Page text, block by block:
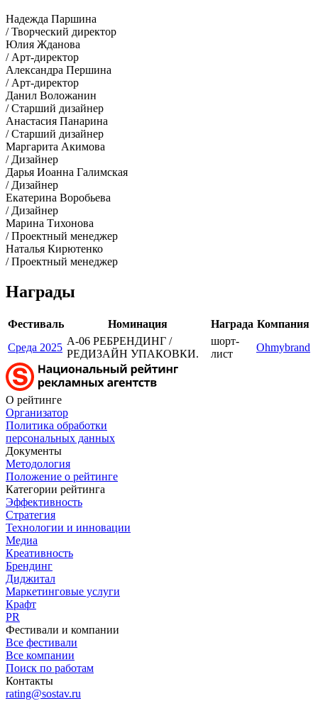
Надежда Паршина
/ Творческий директор
Юлия Жданова
/ Арт-директор
Александра Першина
/ Арт-директор
Данил Воложанин
/ Старший дизайнер
Анастасия Панарина
/ Старший дизайнер
Маргарита Акимова
/ Дизайнер
Дарья Иоанна Галимская
/ Дизайнер
Екатерина Воробьева
/ Дизайнер
Марина Тихонова
/ Проектный менеджер
Наталья Кирютенко
/ Проектный менеджер
Награды
Фестиваль Номинация Награда Компания
Среда 2025
A-06 РЕБРЕНДИНГ /
РЕДИЗАЙН УПАКОВКИ.
шорт-
лист
Ohmybrand
О рейтинге
Организатор
Политика обработки
персональных данных
Документы
Методология
Положение о рейтинге
Категории рейтинга
Эффективность
Стратегия
Технологии и инновации
Медиа
Креативность
Брендинг
Диджитал
Маркетинговые услуги
Крафт
PR
Фестивали и компании
Все фестивали
Все компании
Поиск по работам
Контакты
rating@sostav.ru